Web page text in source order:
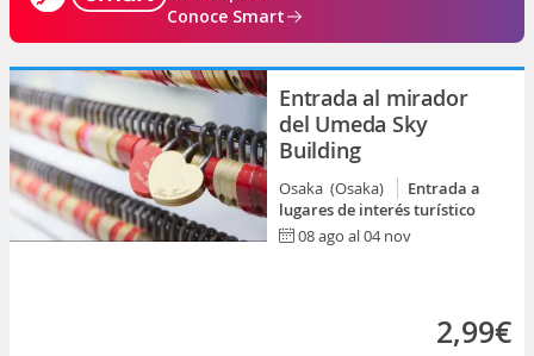
Conoce Smart
Entrada al mirador
del Umeda Sky
Building
Osaka (Osaka)
Entrada a
lugares de interés turístico
08 ago al 04 nov
2,99€